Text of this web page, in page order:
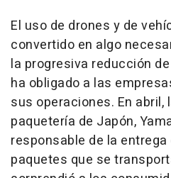
El uso de drones y de
convertido en algo
la progresiva reducción
ha obligado a las
sus operaciones. En abril,
paquetería de Japón,
responsable de la
paquetes que se